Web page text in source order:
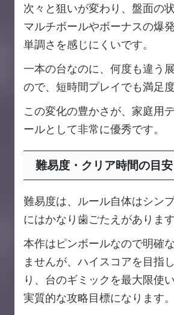
次々と狙いが変わり、盤面の
マルチボールやボーナスの爆
単調さを感じにくいです。
一本の台なのに、何度も違う
ので、短時間プレイでも満足
この変化の豊かさが、家庭用
ールとして非常に優秀です。
難易度・クリア時間の目安
難易度は、ルール自体はシン
にはかなり歯ごたえがあります
本作はピンボールなので明確
ませんが、ハイスコアを目指
り、台のギミックを最大限使
実質的な攻略目標になります。